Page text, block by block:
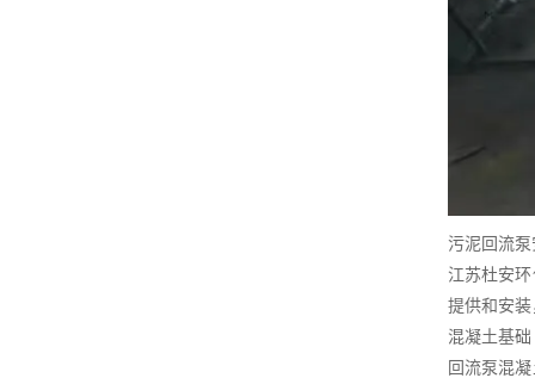
污泥回流
江苏杜安
提供和安
混凝土基础
回流泵混